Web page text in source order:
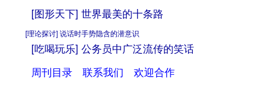
[图形天下] 世界最美的十条路
[理论探讨]说话时手势隐含的潜意识
[吃喝玩乐] 公务员中广泛流传的笑话
周刊目录
联系我们 欢迎合作